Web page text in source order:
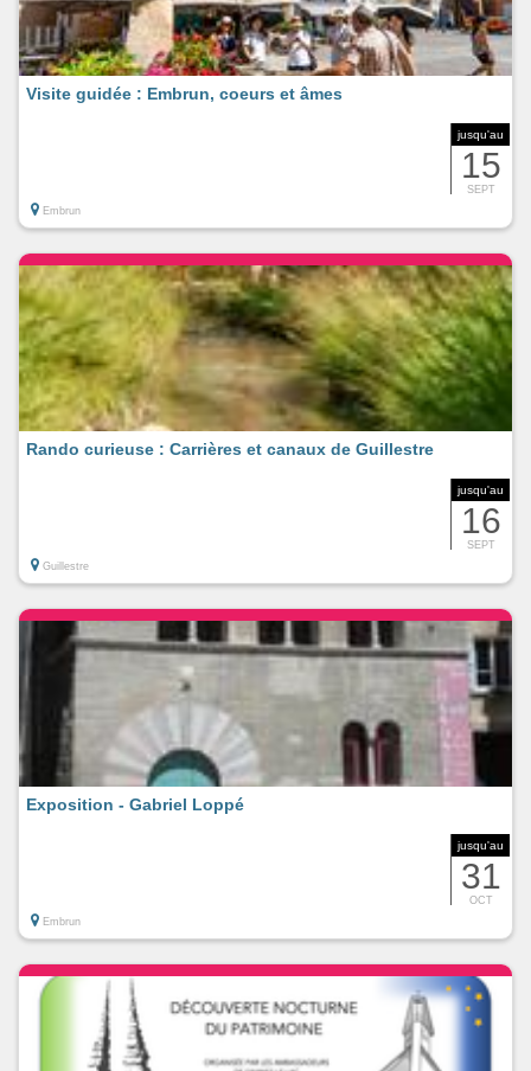
jusqu'au
15
SEPT
Visite guidée : Embrun, coeurs et âmes
Embrun
jusqu'au
16
SEPT
Rando curieuse : Carrières et canaux de Guillestre
Guillestre
jusqu'au
31
OCT
Exposition - Gabriel Loppé
Embrun